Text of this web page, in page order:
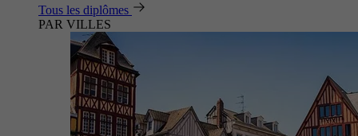
Tous les diplômes
PAR VILLES